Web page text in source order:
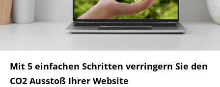
Mit 5 einfachen Schritten verringern Sie den
CO2 Ausstoß Ihrer Website